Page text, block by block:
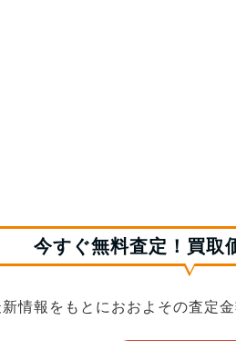
今すぐ無料査定！買取
情報をもとにおおよその査定